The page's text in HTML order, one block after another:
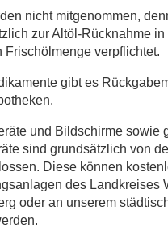
nicht mitgenommen,
zur Altöl-Rücknahme in
Frischölmenge verpflichtet.
gibt es
und Bildschirme sowie
sind grundsätzlich von
Diese können
des Landkreises
oder an unserem